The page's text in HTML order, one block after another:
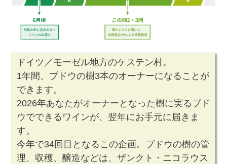
ドイツ／モーゼル地方のケステン村。
1年間、ブドウの樹3本のオーナーになることが
できます。
2026年あなたがオーナーとなった樹に実るブド
ウでできるワインが、翌年にお手元に届きま
す。
今年で34回目となるこの企画。ブドウの樹の管
理、収穫、醸造などは、ザンクト・ニコラウス